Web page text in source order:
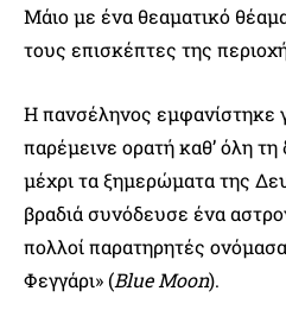
Μάιο με ένα θεαματικό
τους επισκέπτες της
Η πανσέληνος εμφανίστηκε
παρέμεινε ορατή καθ’ όλη τη
μέχρι τα ξημερώματα της
βραδιά συνόδευσε ένα
πολλοί παρατηρητές
Φεγγάρι» (Blue Moon).